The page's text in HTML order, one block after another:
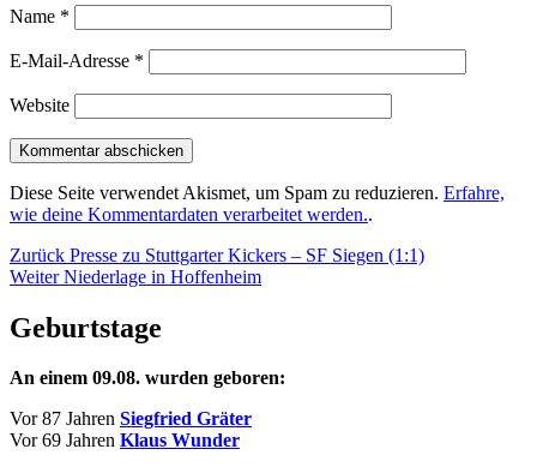
Name *
E-Mail-Adresse *
Website
Diese Seite verwendet Akismet, um Spam zu reduzieren. Erfahre,
wie deine Kommentardaten verarbeitet werden..
Beitragsnavigation
Zurück Vorheriger
Beitrag:
Presse zu Stuttgarter Kickers – SF Siegen (1:1)
Weiter Nächster
Niederlage in Hoffenheim
Geburtstage
An einem 09.08. wurden geboren:
Vor 87 Jahren Siegfried Gräter
Vor 69 Jahren Klaus Wunder